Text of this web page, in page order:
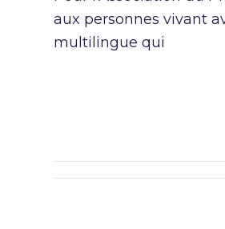
aux personnes vivant
multilingue qui